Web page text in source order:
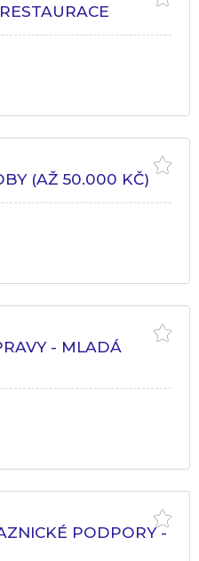
(AŽ 50.000 KČ)
- MLADÁ
PODPORY -